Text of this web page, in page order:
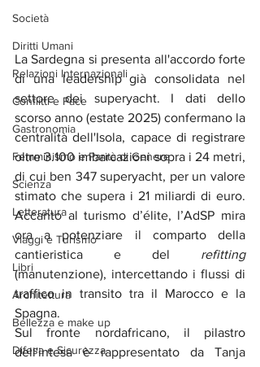
Società
Diritti Umani
Relazioni Internazionali
Conflitti e Pace
Gastronomia
Femminismo e Parità di Genere
Scienza
Letteratura
Viaggi e Turismo
Libri
Architettura
Bellezza e make up
Difesa e Sicurezza
La Sardegna si presenta all'accordo forte
di una leadership già consolidata nel
settore dei superyacht. I dati dello
scorso anno (estate 2025) confermano la
centralità dell'Isola, capace di registrare
oltre 3.100 imbarcazioni sopra i 24 metri,
di cui ben 347 superyacht, per un valore
stimato che supera i 21 miliardi di euro.
Accanto al turismo d’élite, l’AdSP mira
ora a potenziare il comparto della
cantieristica e del refitting
(manutenzione), intercettando i flussi di
traffico in transito tra il Marocco e la
Spagna.
Sul fronte nordafricano, il pilastro
dell'intesa è rappresentato da Tanja